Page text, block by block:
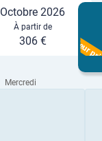
Octobre 2026
À partir de
306 €
Mercredi